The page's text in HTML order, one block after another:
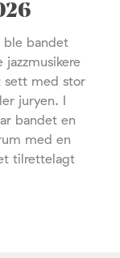
ble bandet
med stor
juryen. I
bandet en
med en
tilrettelagt